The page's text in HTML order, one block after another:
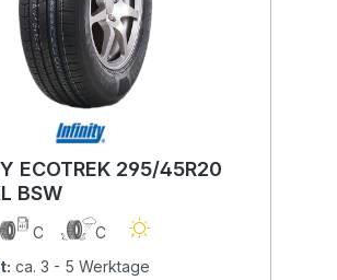
ECOTREK 295/45R20
BSW
C
C
ca. 3 - 5 Werktage